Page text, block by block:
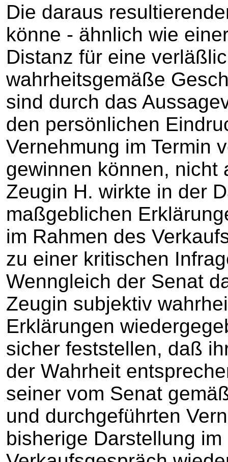
Die daraus
könne - ähnlich wie
Distanz für eine
wahrheitsgemäße
sind durch das
den persönlichen
Vernehmung im Termin
gewinnen können, nicht
Zeugin H. wirkte in der
maßgeblichen
im Rahmen des
zu einer kritischen
Wenngleich der Senat
Zeugin subjektiv
Erklärungen
sicher feststellen, daß
der Wahrheit
seiner vom Senat
und durchgeführten
bisherige Darstellung